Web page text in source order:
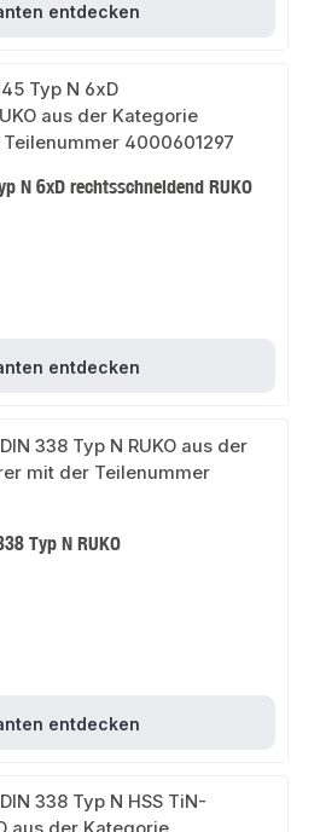
entdecken
N 6xD rechtsschneidend RUKO
entdecken
Typ N RUKO
entdecken